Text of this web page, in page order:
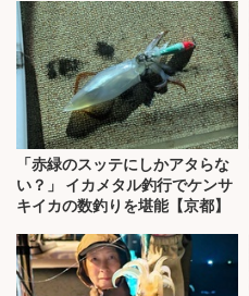
「赤緑のスッテにしかアタらな
い？」 イカメタル釣行でケンサ
キイカの数釣りを堪能【京都】